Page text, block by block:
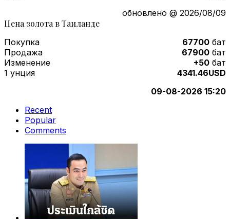
обновлено @ 2026/08/09
Цена золота в Таиланде
Покупка 67700 бат
Продажа
67900 бат
Изменение
+50 бат
1 унция
4341.46USD
09-08-2026 15:20
Recent
Popular
Comments